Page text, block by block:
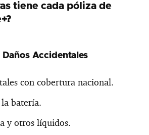
tiene cada póliza de
Accidentales
con cobertura nacional.
batería.
y otros líquidos.